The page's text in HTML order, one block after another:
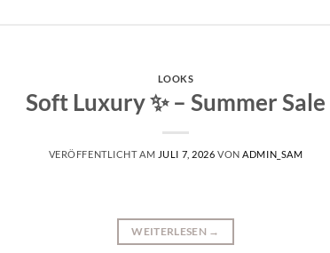
LOOKS
Soft Luxury ✨ – Summer Sale
VERÖFFENTLICHT AM JULI 7, 2026 VONADMIN_SAM
WEITERLESEN →